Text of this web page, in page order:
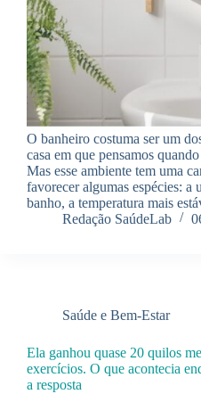
O banheiro costuma ser um
casa em que pensamos
Mas esse ambiente tem uma
favorecer algumas espécies: a
banho, a temperatura mais
Redação SaúdeLab
Saúde e Bem-Estar
Ela ganhou quase 20 quilos
exercícios. O que acontecia
a resposta